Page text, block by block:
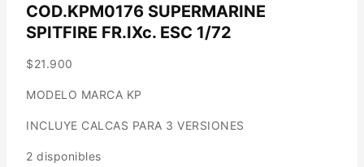
COD.KPM0176 SUPERMARINE
SPITFIRE FR.IXc. ESC 1/72
$21.900
MODELO MARCA KP
INCLUYE CALCAS PARA 3 VERSIONES
2 disponibles